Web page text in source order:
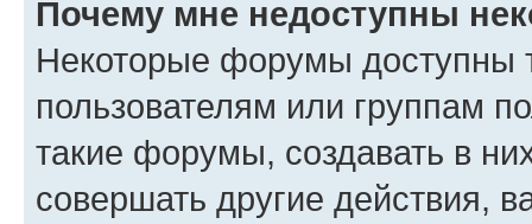
Почему мне недоступны
Некоторые форумы доступны
пользователям или группам
такие форумы, создавать в
совершать другие действия,